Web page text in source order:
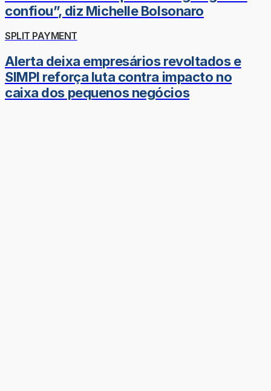
confiou”, diz Michelle Bolsonaro
SPLIT PAYMENT
Alerta deixa empresários revoltados e
SIMPI reforça luta contra impacto no
caixa dos pequenos negócios